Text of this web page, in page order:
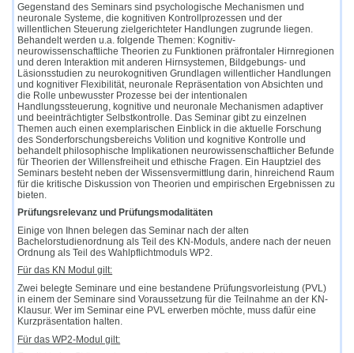
Gegenstand des Seminars sind psychologische Mechanismen und
neuronale Systeme, die kognitiven Kontrollprozessen und der
willentlichen Steuerung zielgerichteter Handlungen zugrunde liegen.
Behandelt werden u.a. folgende Themen: Kognitiv-
neurowissenschaftliche Theorien zu Funktionen präfrontaler Hirnregionen
und deren Interaktion mit anderen Hirnsystemen, Bildgebungs- und
Läsionsstudien zu neurokognitiven Grundlagen willentlicher Handlungen
und kognitiver Flexibilität, neuronale Repräsentation von Absichten und
die Rolle unbewusster Prozesse bei der intentionalen
Handlungssteuerung, kognitive und neuronale Mechanismen adaptiver
und beeinträchtigter Selbstkontrolle. Das Seminar gibt zu einzelnen
Themen auch einen exemplarischen Einblick in die aktuelle Forschung
des Sonderforschungsbereichs Volition und kognitive Kontrolle und
behandelt philosophische Implikationen neurowissenschaftlicher Befunde
für Theorien der Willensfreiheit und ethische Fragen. Ein Hauptziel des
Seminars besteht neben der Wissensvermittlung darin, hinreichend Raum
für die kritische Diskussion von Theorien und empirischen Ergebnissen zu
bieten.
Prüfungsrelevanz und Prüfungsmodalitäten
Einige von Ihnen belegen das Seminar nach der alten
Bachelorstudienordnung als Teil des KN-Moduls, andere nach der neuen
Ordnung als Teil des Wahlpflichtmoduls WP2.
Für das KN Modul gilt:
Zwei belegte Seminare und eine bestandene Prüfungsvorleistung (PVL)
in einem der Seminare sind Voraussetzung für die Teilnahme an der KN-
Klausur. Wer im Seminar eine PVL erwerben möchte, muss dafür eine
Kurzpräsentation halten.
Für das WP2-Modul gilt: